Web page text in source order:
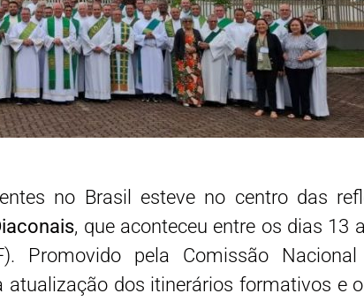
no Brasil esteve no centro das
, que aconteceu entre os dias 13
Promovido pela Comissão
dos itinerários formativos e